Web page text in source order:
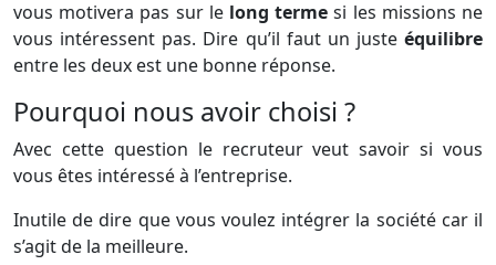
vous motivera pas sur le long terme si les missions ne
vous intéressent pas. Dire qu’il faut un juste équilibre
entre les deux est une bonne réponse.
Pourquoi nous avoir choisi ?
Avec cette question le recruteur veut savoir si vous
vous êtes intéressé à l’entreprise.
Inutile de dire que vous voulez intégrer la société car il
s’agit de la meilleure.